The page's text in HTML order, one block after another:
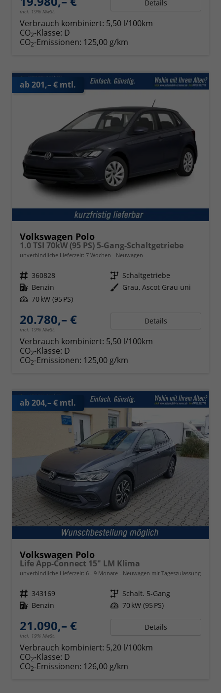
incl. 19% MwSt.
Details
Verbrauch kombiniert: 5,50 l/100km
CO2-Klasse: D
CO2-Emissionen: 125,00 g/km
ab 201,– € mtl.
Volkswagen Polo
1.0 TSI 70kW (95 PS) 5-Gang-Schaltgetriebe
unverbindliche Lieferzeit: 7 Wochen Neuwagen
Fahrzeugnr. 360828 Getriebe Schaltgetriebe
Kraftstoff Benzin Außenfarbe Grau, Ascot Grau uni
Leistung 70 kW (95 PS)
20.780,– €
incl. 19% MwSt.
Details
Verbrauch kombiniert: 5,50 l/100km
CO2-Klasse: D
CO2-Emissionen: 125,00 g/km
ab 204,– € mtl.
Volkswagen Polo
Life App-Connect 15" LM Klima
unverbindliche Lieferzeit: 6 - 9 Monate Neuwagen mit Tageszulassung
Fahrzeugnr. 343169 Getriebe Schalt. 5-Gang
Kraftstoff Benzin Leistung 70 kW (95 PS)
21.090,– €
incl. 19% MwSt.
Details
Verbrauch kombiniert: 5,20 l/100km
CO2-Klasse: D
CO2-Emissionen: 126,00 g/km